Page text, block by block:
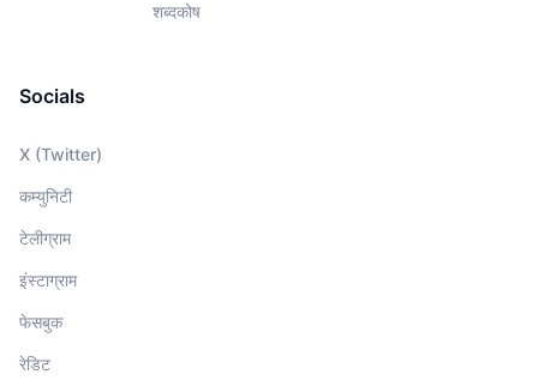
शब्दकोष
Socials
X (Twitter)
कम्युनिटी
टेलीग्राम
इंस्टाग्राम
फेसबुक
रेडिट